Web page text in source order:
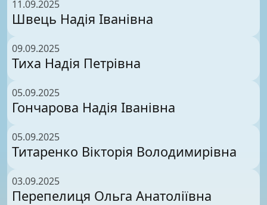
11.09.2025
Швець Надія Іванівна
09.09.2025
Тиха Надія Петрівна
05.09.2025
Гончарова Надія Іванівна
05.09.2025
Титаренко Вікторія Володимирівна
03.09.2025
Перепелиця Ольга Анатоліївна